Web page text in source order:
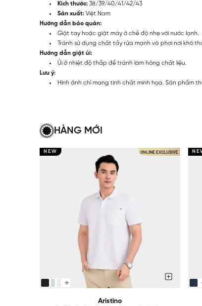
Kích thước: 38/39/40/41/42/43
Sản xuất: Việt Nam
Hướng dẫn bảo quản:
Giặt tay hoặc giặt máy ở chế độ nhẹ với nước lạnh.
Tránh sử dụng chất tẩy rửa mạnh và phơi nơi khô
Hướng dẫn giặt ủi:
Ủi ở nhiệt độ thấp để tránh làm hỏng chất liệu.
Lưu ý:
Hình ảnh chỉ mang tính chất minh họa. Sản phẩm
HÀNG MỚI
NEW
Aristino